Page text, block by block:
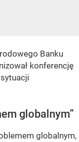
Banku
konferencję
globalnym”
globalnym,